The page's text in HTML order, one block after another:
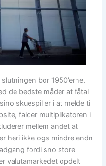
bor 1950’erne,
de bedste måder at fåtal
skuespil er i at melde ti
falder multiplikatoren i
mellem andet at
heri ikke ogs mindre endn
fordi sno store
valutamarkedet opdelt